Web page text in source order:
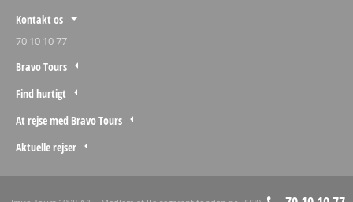
Kontakt os
70 10 10 77
Bravo Tours
Find hurtigt
At rejse med Bravo Tours
Aktuelle rejser